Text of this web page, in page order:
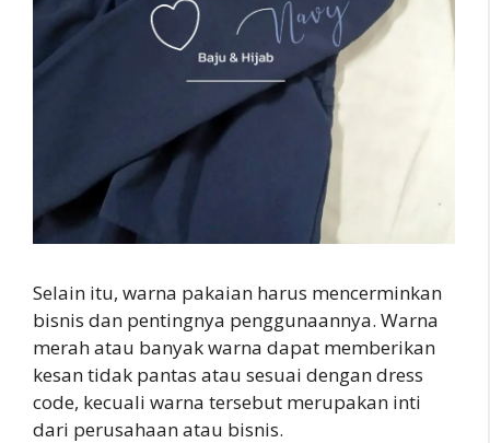
Selain itu, warna pakaian harus mencerminkan
bisnis dan pentingnya penggunaannya. Warna
merah atau banyak warna dapat memberikan
kesan tidak pantas atau sesuai dengan dress
code, kecuali warna tersebut merupakan inti
dari perusahaan atau bisnis.